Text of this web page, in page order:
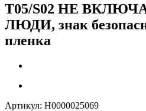
T05/S02 НЕ
ЛЮДИ, знак
пленка
Артикул: Н0000025069